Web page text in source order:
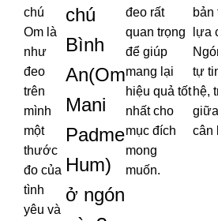
chú
Om là
như
đeo
trên
mình
một
thước
đo của
tình
yêu và
chú
Bình
An(Om
Mani
Padme
Hum)
ở ngón
đeo rất
quan trọng
để giúp
mang lại
hiệu quả tốt
nhất cho
mục đích
mong
muốn.
bản
lựa
tự
hệ,
cân